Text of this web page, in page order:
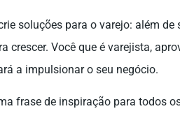
soluções para o varejo: além de
crescer. Você que é varejista,
a impulsionar o seu negócio.
frase de inspiração para todos